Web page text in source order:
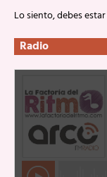
Lo siento, debes estar
Radio